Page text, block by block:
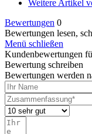
Weitere Artikel
Bewertungen 0
Bewertungen lesen,
Menü schließen
Kundenbewertungen
Bewertung schreiben
Bewertungen werden